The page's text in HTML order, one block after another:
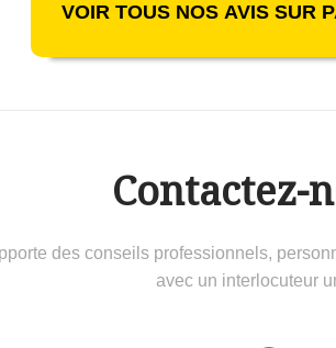
VOIR TOUS NOS AVIS SUR
Contactez-
des conseils professionnels,
avec un interlocuteur